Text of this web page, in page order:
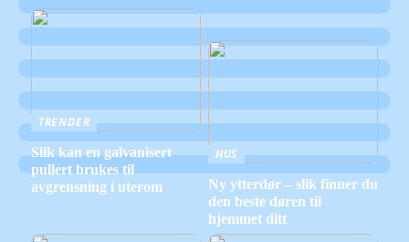
TRENDER
Slik kan en galvanisert
pullert brukes til
avgrensning i uterom
HUS
Ny ytterdør – slik finner du
den beste døren til
hjemmet ditt